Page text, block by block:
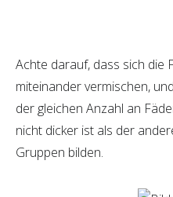
Achte darauf, dass sich die
miteinander vermischen,
der gleichen Anzahl an
nicht dicker ist als der
Gruppen bilden.